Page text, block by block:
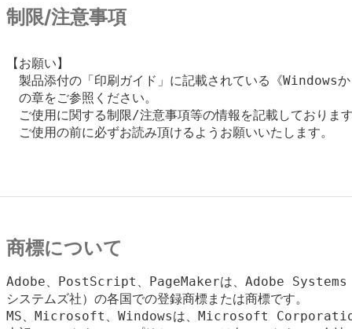
制限/注意事項
【お願い】
製品添付の「印刷ガイド」に記載されている《Windows
の章をご参照ください。
ご使用に関する制限/注意事項等の情報を記載しておりま
ご使用の前に必ずお読み頂けるようお願いいたします。
商標について
Adobe、PostScript、PageMakerは、Adobe
システムズ社）の各国での登録商標または商標です。
MS、Microsoft、Windowsは、Microsoft Corporation